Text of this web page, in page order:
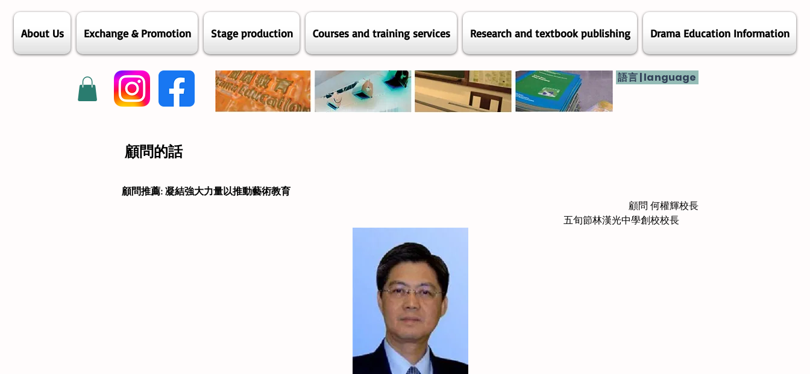
About Us Exchange & Promotion Stage production Courses and training services Research and textbook publishing Drama Education Information
語言 | language
顧問的話
顧問推薦: 凝結強大力量以推動藝術教育
顧問 何權輝校長
五旬節林漢光中學創校校長